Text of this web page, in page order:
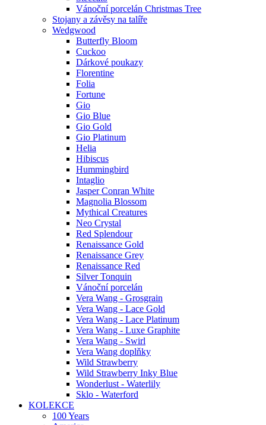
Vánoční porcelán Christmas Tree
Stojany a závěsy na talíře
Wedgwood
Butterfly Bloom
Cuckoo
Dárkové poukazy
Florentine
Folia
Fortune
Gio
Gio Blue
Gio Gold
Gio Platinum
Helia
Hibiscus
Hummingbird
Intaglio
Jasper Conran White
Magnolia Blossom
Mythical Creatures
Neo Crystal
Red Splendour
Renaissance Gold
Renaissance Grey
Renaissance Red
Silver Tonquin
Vánoční porcelán
Vera Wang - Grosgrain
Vera Wang - Lace Gold
Vera Wang - Lace Platinum
Vera Wang - Luxe Graphite
Vera Wang - Swirl
Vera Wang doplňky
Wild Strawberry
Wild Strawberry Inky Blue
Wonderlust - Waterlily
Sklo - Waterford
KOLEKCE
100 Years